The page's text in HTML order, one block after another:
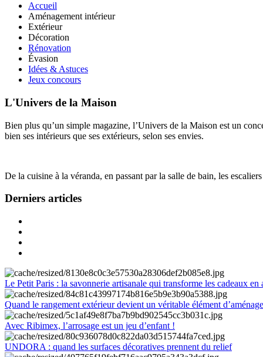
Accueil
Aménagement intérieur
Extérieur
Décoration
Rénovation
Évasion
Idées & Astuces
Jeux concours
L'Univers de la Maison
Bien plus qu’un simple magazine, l’Univers de la Maison est un
bien ses intérieurs que ses extérieurs, selon ses envies.
De la cuisine à la véranda, en passant par la salle de bain, les
Derniers articles
Le Petit Paris : la savonnerie artisanale qui transforme les cadeaux en
Quand le rangement extérieur devient un véritable élément
Avec Ribimex, l’arrosage est un jeu d’enfant !
UNDORA : quand les surfaces décoratives prennent du relief